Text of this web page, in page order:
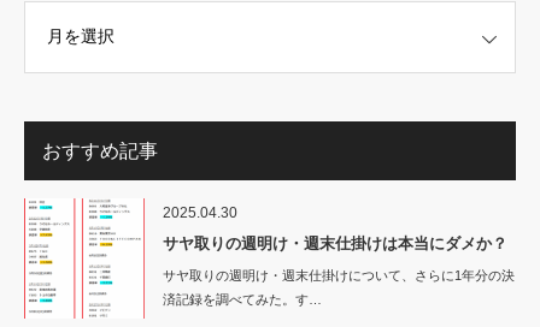
おすすめ記事
2025.04.30
サヤ取りの週明け・週末仕掛けは本当にダメか？
サヤ取りの週明け・週末仕掛けについて、さらに1年分の決
済記録を調べてみた。す…